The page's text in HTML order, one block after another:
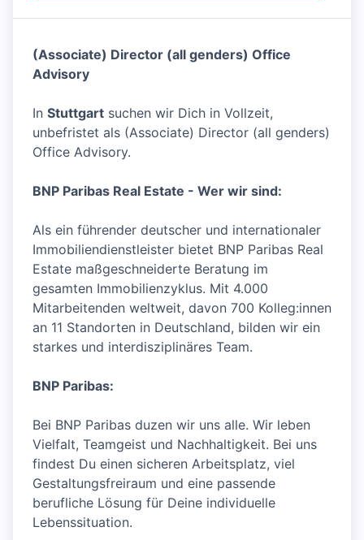
(Associate) Director (all genders) Office
Advisory
In Stuttgart suchen wir Dich in Vollzeit,
unbefristet als (Associate) Director (all genders)
Office Advisory.
BNP Paribas Real Estate - Wer wir sind:
Als ein führender deutscher und internationaler
Immobiliendienstleister bietet BNP Paribas Real
Estate maßgeschneiderte Beratung im
gesamten Immobilienzyklus. Mit 4.000
Mitarbeitenden weltweit, davon 700 Kolleg:innen
an 11 Standorten in Deutschland, bilden wir ein
starkes und interdisziplinäres Team.
BNP Paribas:
Bei BNP Paribas duzen wir uns alle. Wir leben
Vielfalt, Teamgeist und Nachhaltigkeit. Bei uns
findest Du einen sicheren Arbeitsplatz, viel
Gestaltungsfreiraum und eine passende
berufliche Lösung für Deine individuelle
Lebenssituation.